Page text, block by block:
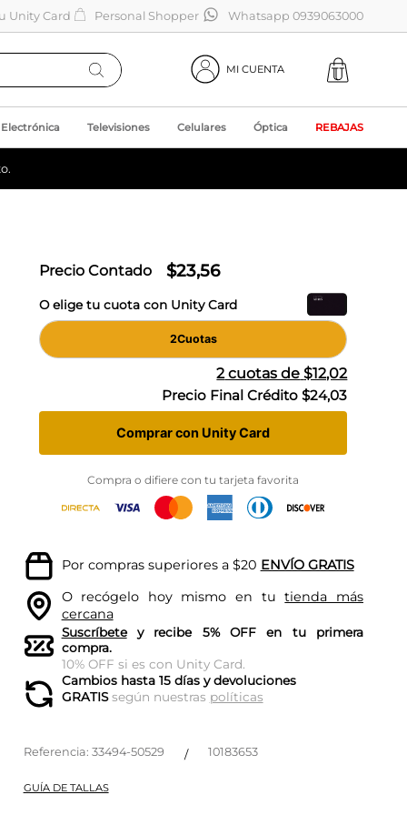
Unity Card Personal Shopper Whatsapp 0939063000
MI CUENTA
Electrónica Televisiones Celulares Óptica REBAJAS
Precio Contado $23,56
O elige tu cuota con Unity Card
2Cuotas
2cuotas de $12,02
Precio Final Crédito $24,03
Comprar con Unity Card
Compra o difiere con tu tarjeta favorita
Por compras superiores a $20 ENVÍO GRATIS
O recógelo hoy mismo en tutienda más
cercana
Suscríbetey recibe 5% OFF en tu primera
compra.
10% OFF si es con Unity Card.
Cambios hasta 15 días y devoluciones
GRATISsegún nuestras políticas
Referencia: 33494-50529 / 10183653
GUÍA DE TALLAS